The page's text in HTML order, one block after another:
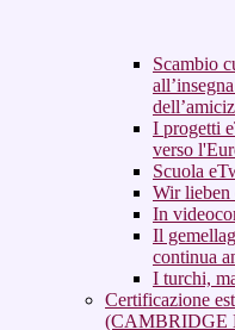
Scambio
I progetti
verso
Scuola
Wir
In
Il
continua
I turchi,
Certificazione
(CAMBRIDGE